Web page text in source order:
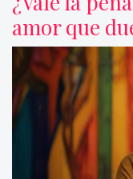
amor que